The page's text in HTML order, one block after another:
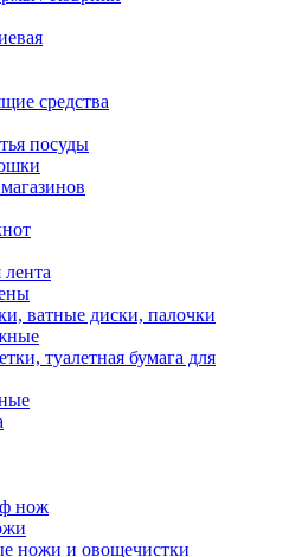
средства
посуды
лента
ватные диски, палочки
туалетная бумага для
нож
ножи и овощечистки